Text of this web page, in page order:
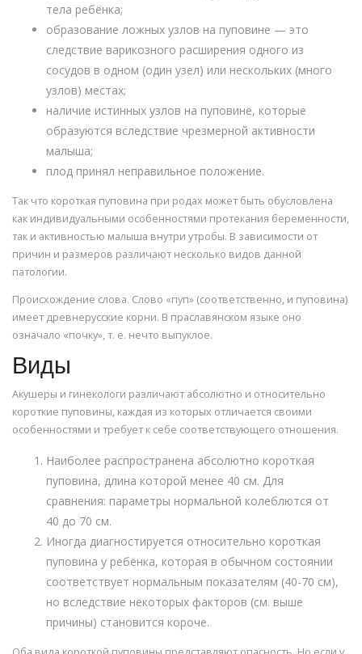
тела ребёнка;
образование ложных узлов на пуповине — это
следствие варикозного расширения одного из
сосудов в одном (один узел) или нескольких (много
узлов) местах;
наличие истинных узлов на пуповине, которые
образуются вследствие чрезмерной активности
малыша;
плод принял неправильное положение.
Так что короткая пуповина при родах может быть обусловлена
как индивидуальными особенностями протекания беременности,
так и активностью малыша внутри утробы. В зависимости от
причин и размеров различают несколько видов данной
патологии.
Происхождение слова. Слово «пуп» (соответственно, и пуповина)
имеет древнерусские корни. В праславянском языке оно
означало «почку», т. е. нечто выпуклое.
Виды
Акушеры и гинекологи различают абсолютно и относительно
короткие пуповины, каждая из которых отличается своими
особенностями и требует к себе соответствующего отношения.
Наиболее распространена абсолютно короткая
пуповина, длина которой менее 40 см. Для
сравнения: параметры нормальной колеблются от
40 до 70 см.
Иногда диагностируется относительно короткая
пуповина у ребёнка, которая в обычном состоянии
соответствует нормальным показателям (40-70 см),
но вследствие некоторых факторов (см. выше
причины) становится короче.